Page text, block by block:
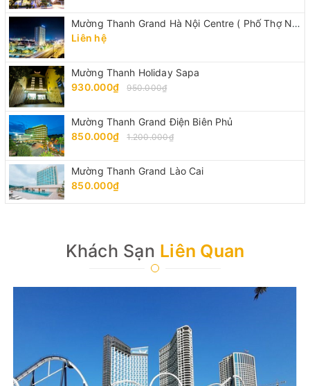
Mường Thanh Grand Hà Nội Centre ( Phố Thợ Nhuộm)
Liên hệ
Mường Thanh Holiday Sapa
930.000₫
950.000₫
Mường Thanh Grand Điện Biên Phủ
850.000₫
1.200.000₫
Mường Thanh Grand Lào Cai
850.000₫
Khách Sạn Liên Quan